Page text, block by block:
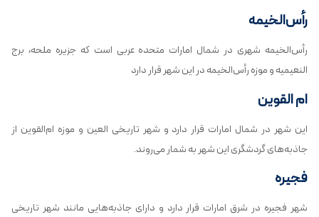
رأس‌الخیمه
رأس‌الخیمه شهری در شمال امارات متحده عربی است که جزیره ملحه، برج
النعیمیه و موزه رأس‌الخیمه در این شهر قرار دارد
ام القوین
این شهر در شمال امارات قرار دارد و شهر تاریخی العین و موزه ام‌القوین از
جاذبه‌های گردشگری این شهر به شمار می‌روند.
فجیره
شهر فجیره در شرق امارات قرار دارد و دارای جاذبه‌هایی مانند شهر تاریخی